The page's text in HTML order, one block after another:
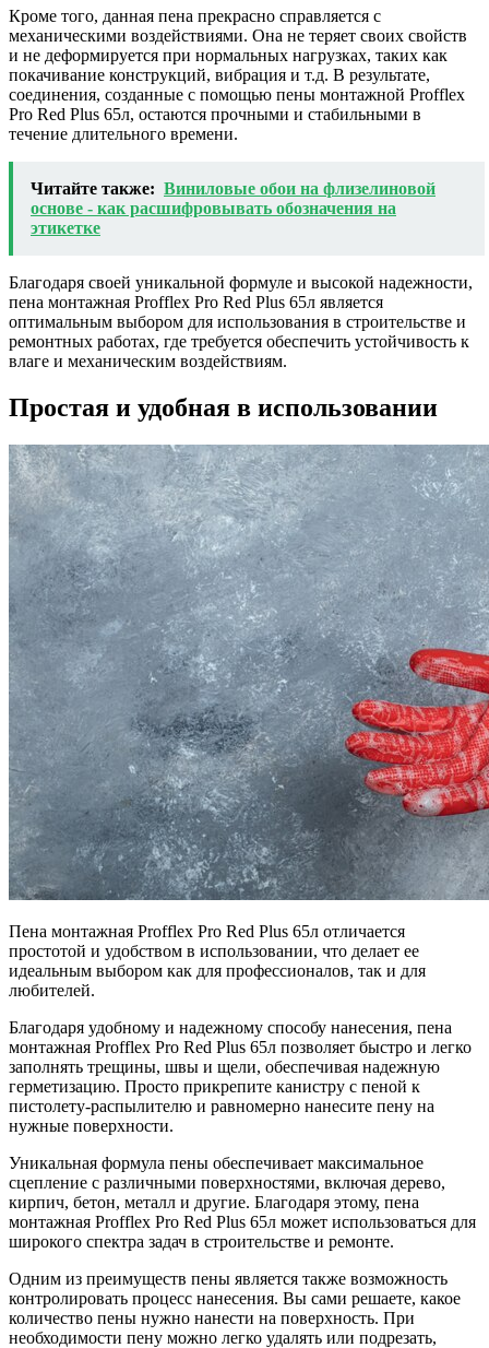
Кроме того, данная пена прекрасно справляется с
механическими воздействиями. Она не теряет своих свойств
и не деформируется при нормальных нагрузках, таких как
покачивание конструкций, вибрация и т.д. В результате,
соединения, созданные с помощью пены монтажной Profflex
Pro Red Plus 65л, остаются прочными и стабильными в
течение длительного времени.
Читайте также: Виниловые обои на флизелиновой
основе - как расшифровывать обозначения на
этикетке
Благодаря своей уникальной формуле и высокой надежности,
пена монтажная Profflex Pro Red Plus 65л является
оптимальным выбором для использования в строительстве и
ремонтных работах, где требуется обеспечить устойчивость к
влаге и механическим воздействиям.
Простая и удобная в использовании
Пена монтажная Profflex Pro Red Plus 65л отличается
простотой и удобством в использовании, что делает ее
идеальным выбором как для профессионалов, так и для
любителей.
Благодаря удобному и надежному способу нанесения, пена
монтажная Profflex Pro Red Plus 65л позволяет быстро и легко
заполнять трещины, швы и щели, обеспечивая надежную
герметизацию. Просто прикрепите канистру с пеной к
пистолету-распылителю и равномерно нанесите пену на
нужные поверхности.
Уникальная формула пены обеспечивает максимальное
сцепление с различными поверхностями, включая дерево,
кирпич, бетон, металл и другие. Благодаря этому, пена
монтажная Profflex Pro Red Plus 65л может использоваться для
широкого спектра задач в строительстве и ремонте.
Одним из преимуществ пены является также возможность
контролировать процесс нанесения. Вы сами решаете, какое
количество пены нужно нанести на поверхность. При
необходимости пену можно легко удалять или подрезать,